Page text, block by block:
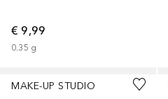
€ 9,99
0.35 g
MAKE-UP STUDIO
+